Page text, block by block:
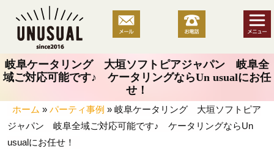
ツ
へ
岐阜ケータリング 大垣ソフトピアジャパン 岐阜全
域ご対応可能です♪ ケータリングならUn usualにお任
せ！
ホーム » パーティ事例 » 岐阜ケータリング 大垣ソフトピア
ジャパン 岐阜全域ご対応可能です♪ ケータリングならUn
usualにお任せ！